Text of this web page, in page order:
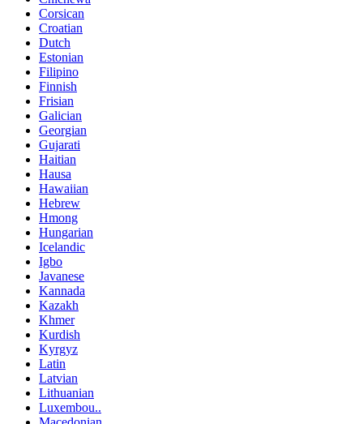
Corsican
Croatian
Dutch
Estonian
Filipino
Finnish
Frisian
Galician
Georgian
Gujarati
Haitian
Hausa
Hawaiian
Hebrew
Hmong
Hungarian
Icelandic
Igbo
Javanese
Kannada
Kazakh
Khmer
Kurdish
Kyrgyz
Latin
Latvian
Lithuanian
Luxembou..